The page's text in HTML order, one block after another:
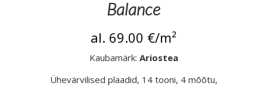
Balance
al. 69.00 €/m²
Kaubamärk: Ariostea
Ühevärvilised plaadid, 14 tooni, 4 mõõtu,